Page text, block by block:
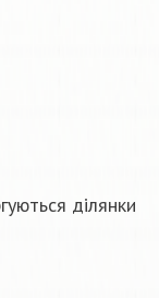
ділянки